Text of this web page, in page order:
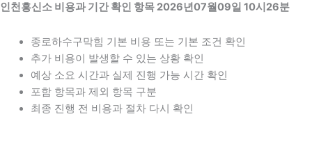
인천흥신소 비용과 기간 확인 항목 2026년07월09일 10시26분
종로하수구막힘 기본 비용 또는 기본 조건 확인
추가 비용이 발생할 수 있는 상황 확인
예상 소요 시간과 실제 진행 가능 시간 확인
포함 항목과 제외 항목 구분
최종 진행 전 비용과 절차 다시 확인